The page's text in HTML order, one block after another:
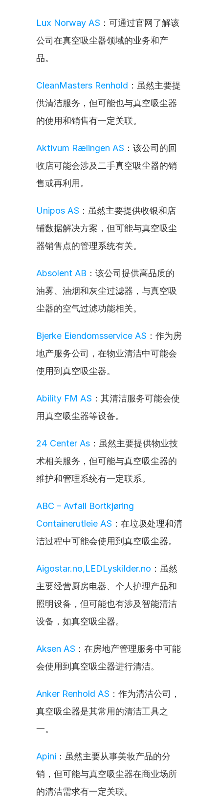
Lux Norway AS ：可通过官网了解该
公司在真空吸尘器领域的业务和产
品。
CleanMasters Renhold ：虽然主要提
供清洁服务，但可能也与真空吸尘器
的使用和销售有一定关联。
Aktivum Rælingen AS ：该公司的回
收店可能会涉及二手真空吸尘器的销
售或再利用。
Unipos AS ：虽然主要提供收银和店
铺数据解决方案，但可能与真空吸尘
器销售点的管理系统有关。
Absolent AB ：该公司提供高品质的
油雾、油烟和灰尘过滤器，与真空吸
尘器的空气过滤功能相关。
Bjerke Eiendomsservice AS ：作为房
地产服务公司，在物业清洁中可能会
使用到真空吸尘器。
Ability FM AS ：其清洁服务可能会使
用真空吸尘器等设备。
24 Center As ：虽然主要提供物业技
术相关服务，但可能与真空吸尘器的
维护和管理系统有一定联系。
ABC – Avfall Bortkjøring
Containerutleie AS ：在垃圾处理和清
洁过程中可能会使用到真空吸尘器。
Aigostar.no,LEDLyskilder.no ：虽然
主要经营厨房电器、个人护理产品和
照明设备，但可能也有涉及智能清洁
设备，如真空吸尘器。
Aksen AS ：在房地产管理服务中可能
会使用到真空吸尘器进行清洁。
Anker Renhold AS ：作为清洁公司，
真空吸尘器是其常用的清洁工具之
一。
Apini ：虽然主要从事美妆产品的分
销，但可能与真空吸尘器在商业场所
的清洁需求有一定关联。